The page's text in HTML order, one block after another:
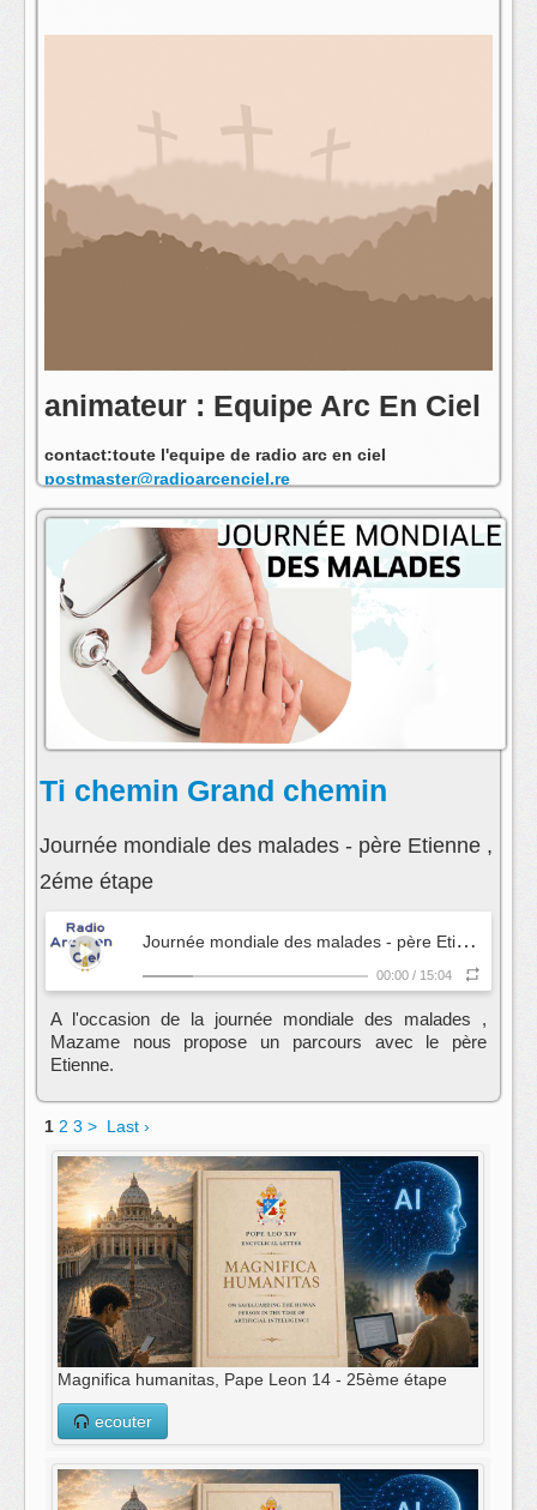
animateur : Equipe Arc En Ciel
contact:toute l'equipe de radio arc en ciel
postmaster@radioarcenciel.re
s'abonner au fil rss de cette emission:
Ti chemin Grand chemin
Journée mondiale des malades - père Etienne ,
2éme étape
J
ournée mondiale des malades - père Etienne , 2éme étape
00:00 / 15:04
A l'occasion de la journée mondiale des malades ,
Mazame nous propose un parcours avec le père
Etienne.
1 2 3 > Last ›
Magnifica humanitas, Pape Leon 14 - 25ème étape
ecouter